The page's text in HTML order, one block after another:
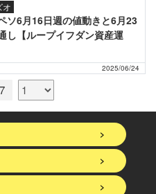
オ
ソ6月16日週の値動きと6月23
し【ループイフダン資産運
2025/06/24
7
>
>
>